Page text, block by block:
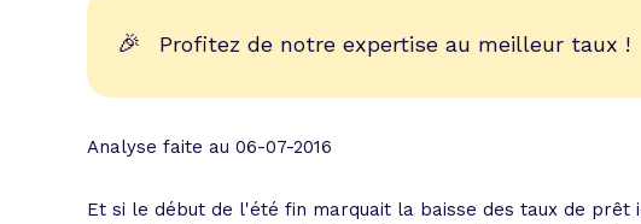
🎉 Profitez de notre expertise au meilleur taux !
Analyse faite au 06-07-2016
Et si le début de l'été fin marquait la baisse des taux de